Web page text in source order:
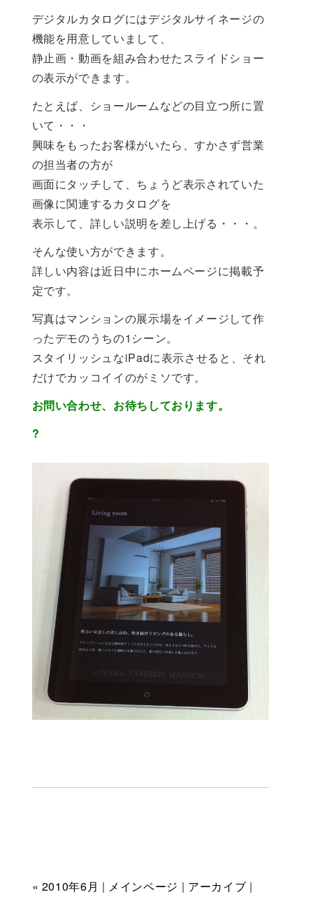
デジタルカタログにはデジタルサイネージの
機能を用意していまして、
静止画・動画を組み合わせたスライドショー
の表示ができます。
たとえば、ショールームなどの目立つ所に置
いて・・・
興味をもったお客様がいたら、すかさず営業
の担当者の方が
画面にタッチして、ちょうど表示されていた
画像に関連するカタログを
表示して、詳しい説明を差し上げる・・・。
そんな使い方ができます。
詳しい内容は近日中にホームページに掲載予
定です。
写真はマンションの展示場をイメージして作
ったデモのうちの1シーン。
スタイリッシュなiPadに表示させると、それ
だけでカッコイイのがミソです。
お問い合わせ、お待ちしております。
?
« 2010年6月 | メインページ | アーカイブ |